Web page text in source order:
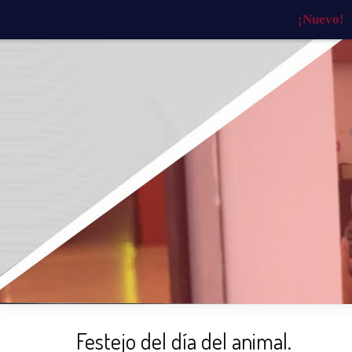
¡Nuevo!
Festejo del día del animal.